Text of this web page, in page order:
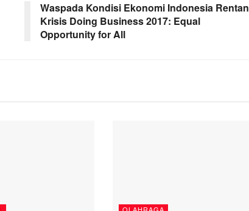
Waspada Kondisi Ekonomi Indonesia Rentan
Krisis Doing Business 2017: Equal
Opportunity for All
OLAHRAGA